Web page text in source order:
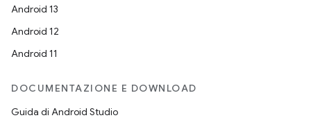
Android 13
Android 12
Android 11
DOCUMENTAZIONE E DOWNLOAD
Guida di Android Studio